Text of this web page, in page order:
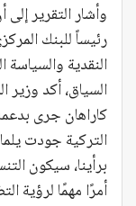
وأشار التقرير
رئيساً للبنك
النقدية
السياق، أكد
كاراهان جرى
التركية جودت
برأينا، سيكون
أمرًا مهمًا لرؤية